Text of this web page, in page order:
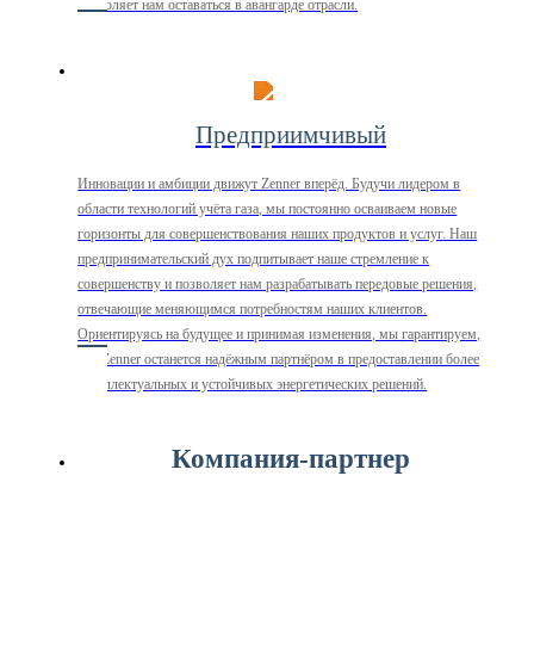
позволяет нам оставаться в авангарде отрасли.
Предприимчивый
Инновации и амбиции движут Zenner вперёд. Будучи лидером в
области технологий учёта газа, мы постоянно осваиваем новые
горизонты для совершенствования наших продуктов и услуг. Наш
предпринимательский дух подпитывает наше стремление к
совершенству и позволяет нам разрабатывать передовые решения,
отвечающие меняющимся потребностям наших клиентов.
Ориентируясь на будущее и принимая изменения, мы гарантируем,
что Zenner останется надёжным партнёром в предоставлении более
интеллектуальных и устойчивых энергетических решений.
Компания-партнер